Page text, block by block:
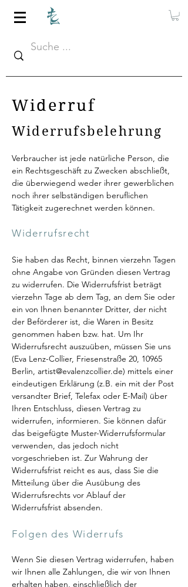
Widerruf
Widerrufsbelehrung
Verbraucher ist jede natürliche Person, die
ein Rechtsgeschäft zu Zwecken abschließt,
die überwiegend weder ihrer gewerblichen
noch ihrer selbständigen beruflichen
Tätigkeit zugerechnet werden können.
Widerrufsrecht
Sie haben das Recht, binnen vierzehn Tagen
ohne Angabe von Gründen diesen Vertrag
zu widerrufen. Die Widerrufsfrist beträgt
vierzehn Tage ab dem Tag, an dem Sie oder
ein von Ihnen benannter Dritter, der nicht
der Beförderer ist, die Waren in Besitz
genommen haben bzw. hat. Um Ihr
Widerrufsrecht auszuüben, müssen Sie uns
(Eva Lenz-Collier, Friesenstraße 20, 10965
Berlin, artist@evalenzcollier.de) mittels einer
eindeutigen Erklärung (z.B. ein mit der Post
versandter Brief, Telefax oder E-Mail) über
Ihren Entschluss, diesen Vertrag zu
widerrufen, informieren. Sie können dafür
das beigefügte Muster-Widerrufsformular
verwenden, das jedoch nicht
vorgeschrieben ist. Zur Wahrung der
Widerrufsfrist reicht es aus, dass Sie die
Mitteilung über die Ausübung des
Widerrufsrechts vor Ablauf der
Widerrufsfrist absenden.
Folgen des Widerrufs
Wenn Sie diesen Vertrag widerrufen, haben
wir Ihnen alle Zahlungen, die wir von Ihnen
erhalten haben, einschließlich der